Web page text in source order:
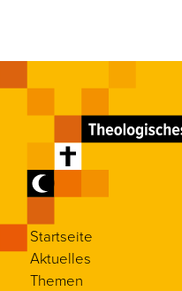
Startseite
Aktuelles
Themen